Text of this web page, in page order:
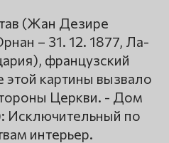
(Жан Дезире
– 31. 12. 1877, Ла-
французский
картины вызвало
Церкви. - Дом
Исключительный по
интерьер.